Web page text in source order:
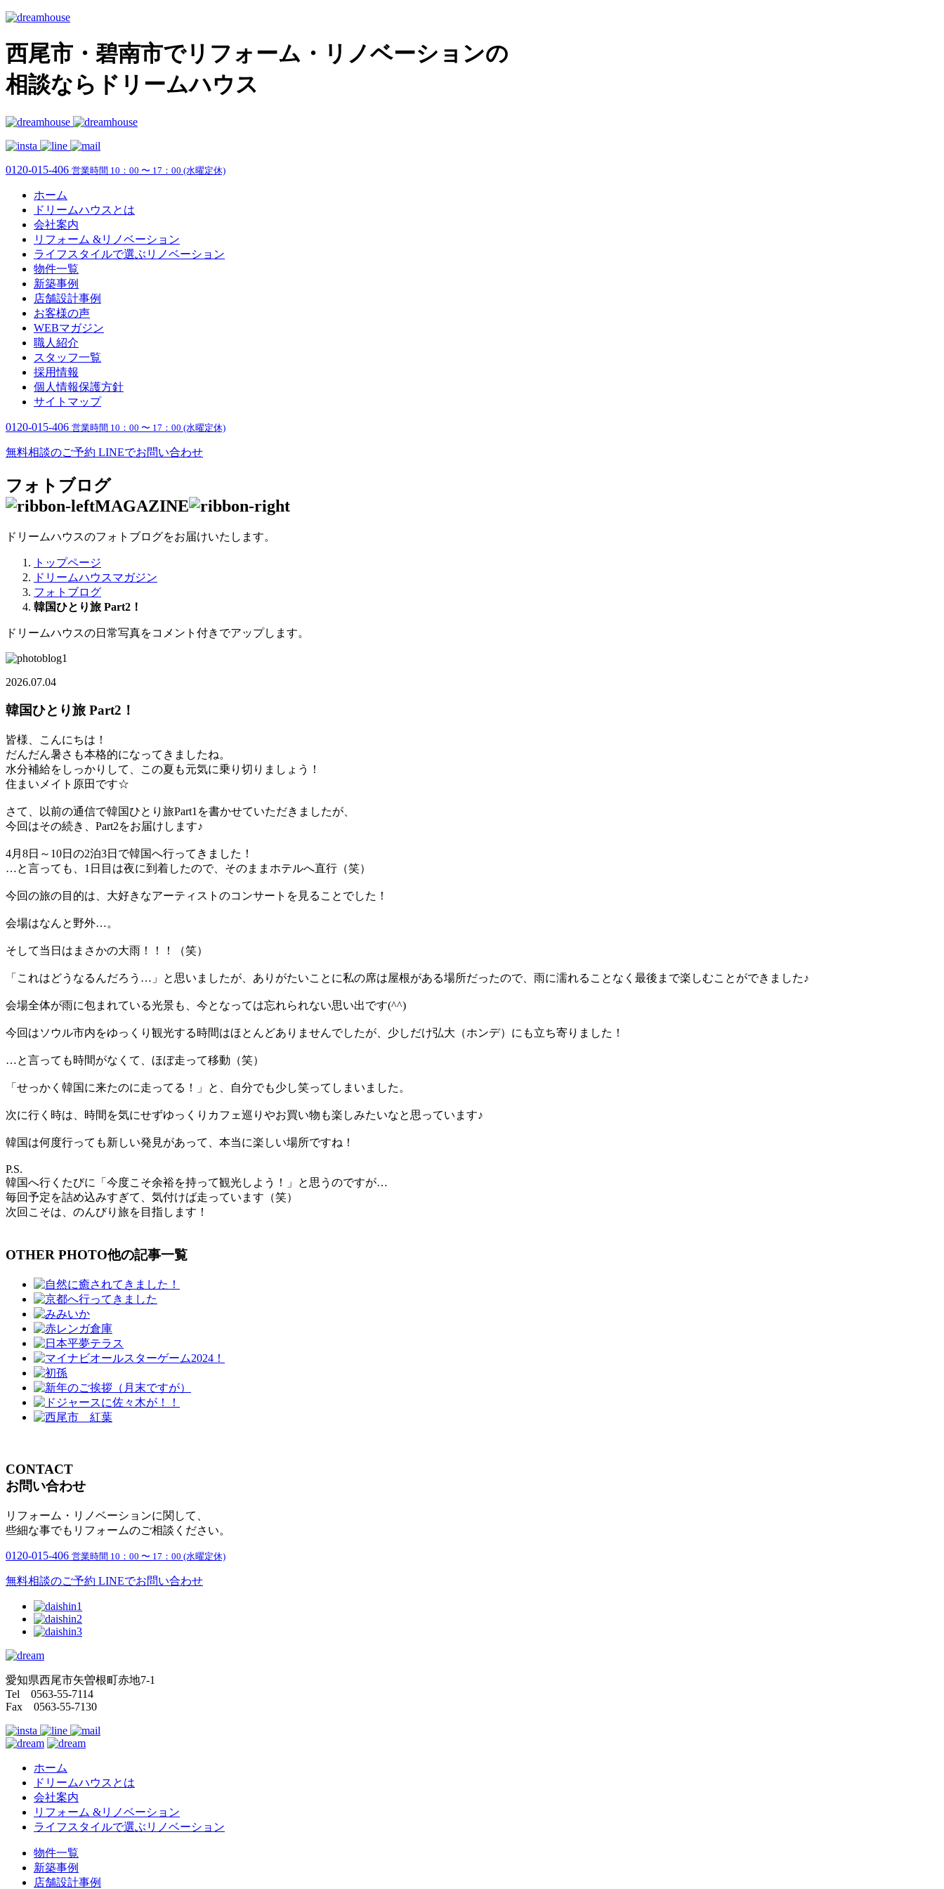
西尾市・碧南市でリフォーム・リノベーションの
相談ならドリームハウス
0120-015-406 営業時間 10：00 〜 17：00 (水曜定休)
ホーム
ドリームハウスとは
会社案内
リフォーム &リノベーション
ライフスタイルで選ぶリノベーション
物件一覧
新築事例
店舗設計事例
お客様の声
WEBマガジン
職人紹介
スタッフ一覧
採用情報
個人情報保護方針
サイトマップ
0120-015-406 営業時間 10：00 〜 17：00 (水曜定休)
無料相談のご予約 LINEでお問い合わせ
フォトブログ
MAGAZINE
ドリームハウスのフォトブログをお届けいたします。
トップページ
ドリームハウスマガジン
フォトブログ
韓国ひとり旅 Part2！
ドリームハウスの日常写真をコメント付きでアップします。
2026.07.04
韓国ひとり旅 Part2！
皆様、こんにちは！
だんだん暑さも本格的になってきましたね。
水分補給をしっかりして、この夏も元気に乗り切りましょう！
住まいメイト原田です☆
さて、以前の通信で韓国ひとり旅Part1を書かせていただきましたが、
今回はその続き、Part2をお届けします♪
4月8日～10日の2泊3日で韓国へ行ってきました！
…と言っても、1日目は夜に到着したので、そのままホテルへ直行（笑）
今回の旅の目的は、大好きなアーティストのコンサートを見ることでした！
会場はなんと野外…。
そして当日はまさかの大雨！！！（笑）
「これはどうなるんだろう…」と思いましたが、ありがたいことに私の席は屋根がある場所だったので、雨に濡れることなく最後まで楽しむことができました♪
会場全体が雨に包まれている光景も、今となっては忘れられない思い出です(^^)
今回はソウル市内をゆっくり観光する時間はほとんどありませんでしたが、少しだけ弘大（ホンデ）にも立ち寄りました！
…と言っても時間がなくて、ほぼ走って移動（笑）
「せっかく韓国に来たのに走ってる！」と、自分でも少し笑ってしまいました。
次に行く時は、時間を気にせずゆっくりカフェ巡りやお買い物も楽しみたいなと思っています♪
韓国は何度行っても新しい発見があって、本当に楽しい場所ですね！
P.S.
韓国へ行くたびに「今度こそ余裕を持って観光しよう！」と思うのですが…
毎回予定を詰め込みすぎて、気付けば走っています（笑）
次回こそは、のんびり旅を目指します！
OTHER PHOTO他の記事一覧
CONTACT
お問い合わせ
リフォーム・リノベーションに関して、
些細な事でもリフォームのご相談ください。
0120-015-406 営業時間 10：00 〜 17：00 (水曜定休)
無料相談のご予約 LINEでお問い合わせ
愛知県西尾市矢曽根町赤地7-1
Tel 0563-55-7114
Fax 0563-55-7130
ホーム
ドリームハウスとは
会社案内
リフォーム &リノベーション
ライフスタイルで選ぶリノベーション
物件一覧
新築事例
店舗設計事例